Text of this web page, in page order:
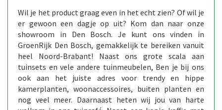
Wil je het product graag even in het echt zien? Of wil je
er gewoon een dagje op uit? Kom dan naar onze
showroom in Den Bosch. Je kunt ons vinden in
GroenRijk Den Bosch, gemakkelijk te bereiken vanuit
heel Noord-Brabant! Naast ons grote scala aan
tuinsets en vele andere tuinmeubelen, Ben je bij ons
ook aan het juiste adres voor trendy en hippe
kamerplanten, woonaccessoires, buiten planten en
nog veel meer. Daarnaast heten wij jou van harte